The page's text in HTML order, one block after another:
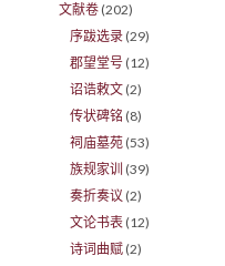
文献卷 (202)
序跋选录 (29)
郡望堂号 (12)
诏诰敕文 (2)
传状碑铭 (8)
祠庙墓苑 (53)
族规家训 (39)
奏折奏议 (2)
文论书表 (12)
诗词曲赋 (2)